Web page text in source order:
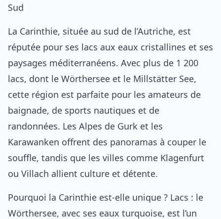
Sud
La Carinthie, située au sud de l’Autriche, est
réputée pour ses lacs aux eaux cristallines et ses
paysages méditerranéens. Avec plus de 1 200
lacs, dont le Wörthersee et le Millstätter See,
cette région est parfaite pour les amateurs de
baignade, de sports nautiques et de
randonnées. Les Alpes de Gurk et les
Karawanken offrent des panoramas à couper le
souffle, tandis que les villes comme Klagenfurt
ou Villach allient culture et détente.
Pourquoi la Carinthie est-elle unique ? Lacs : le
Wörthersee, avec ses eaux turquoise, est l’un